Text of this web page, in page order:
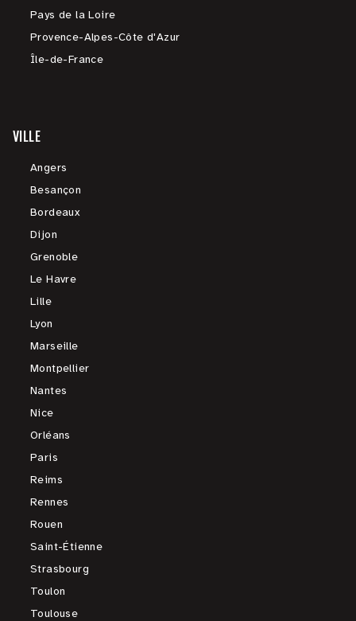
Pays de la Loire
Provence-Alpes-Côte d'Azur
Île-de-France
VILLE
Angers
Besançon
Bordeaux
Dijon
Grenoble
Le Havre
Lille
Lyon
Marseille
Montpellier
Nantes
Nice
Orléans
Paris
Reims
Rennes
Rouen
Saint-Étienne
Strasbourg
Toulon
Toulouse